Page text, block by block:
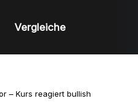
Vergleiche
– Kurs reagiert bullish